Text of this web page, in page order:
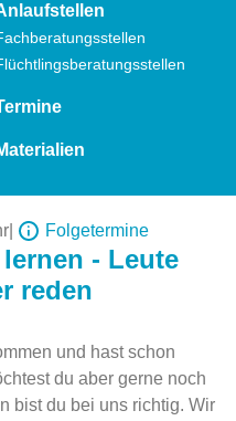
Folgetermine
- Leute
reden
und hast schon
du aber gerne noch
bist du bei uns richtig. Wir